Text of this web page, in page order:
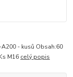
- kusů Obsah:60
M16 celý popis